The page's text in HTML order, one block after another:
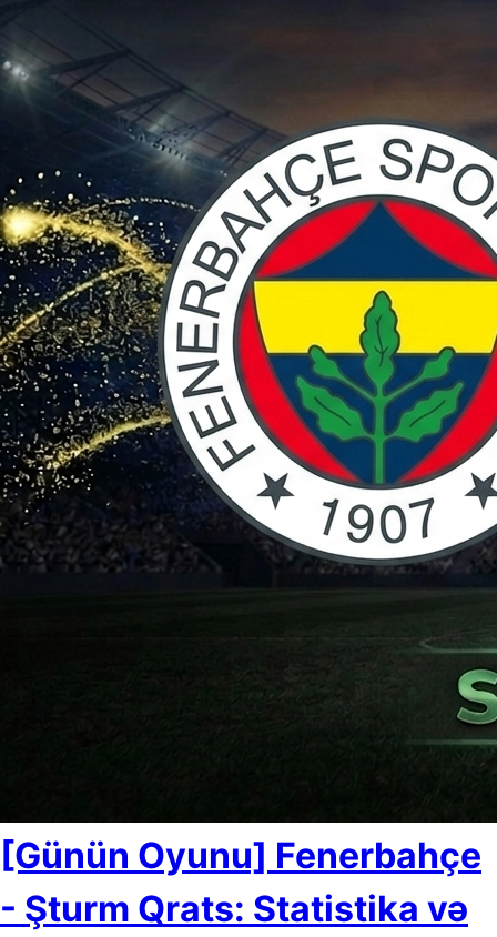
[Günün Oyunu] Fenerbahçe
- Şturm Qrats: Statistika və